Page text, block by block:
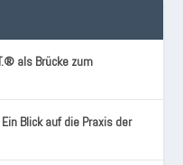
als Brücke zum
Blick auf die Praxis der